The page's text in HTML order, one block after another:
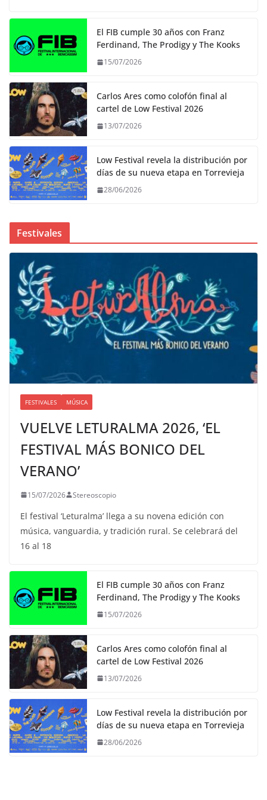
El FIB cumple 30 años con Franz
Ferdinand, The Prodigy y The Kooks
15/07/2026
Carlos Ares como colofón final al
cartel de Low Festival 2026
13/07/2026
Low Festival revela la distribución por
días de su nueva etapa en Torrevieja
28/06/2026
Festivales
FESTIVALES MÚSICA
VUELVE LETURALMA 2026, ‘EL
FESTIVAL MÁS BONICO DEL
VERANO’
15/07/2026 Stereoscopio
El festival ‘Leturalma’ llega a su novena edición con
música, vanguardia, y tradición rural. Se celebrará del
16 al 18
El FIB cumple 30 años con Franz
Ferdinand, The Prodigy y The Kooks
15/07/2026
Carlos Ares como colofón final al
cartel de Low Festival 2026
13/07/2026
Low Festival revela la distribución por
días de su nueva etapa en Torrevieja
28/06/2026